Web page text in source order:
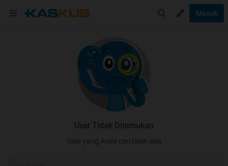
Masuk
User Tidak Ditemukan
User yang Anda cari tidak ada